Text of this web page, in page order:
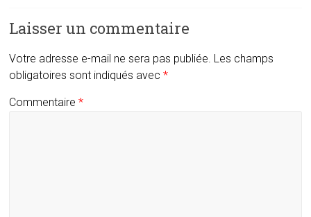
Laisser un commentaire
Votre adresse e-mail ne sera pas publiée. Les champs
obligatoires sont indiqués avec*
Commentaire*